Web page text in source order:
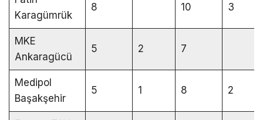
Karagümrük
8 10 3
MKE
Ankaragücü
5 2 7
Medipol
Başakşehir
5 1 8 2